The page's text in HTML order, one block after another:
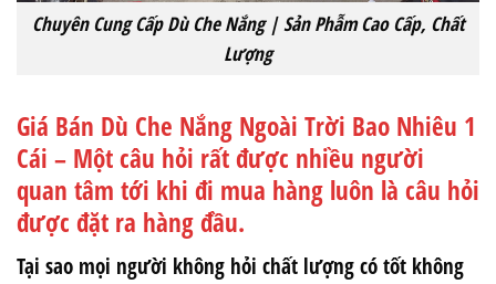
Chuyên Cung Cấp Dù Che Nắng | Sản Phẫm Cao Cấp, Chất
Lượng
Giá Bán Dù Che Nắng Ngoài Trời Bao Nhiêu 1
Cái – Một câu hỏi rất được nhiều người
quan tâm tới khi đi mua hàng luôn là câu hỏi
được đặt ra hàng đầu.
Tại sao mọi người không hỏi chất lượng có tốt không